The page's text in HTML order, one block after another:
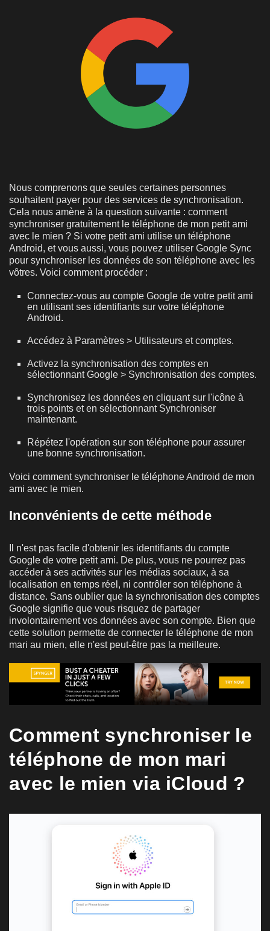
Nous comprenons que seules certaines personnes
souhaitent payer pour des services de synchronisation.
Cela nous amène à la question suivante : comment
synchroniser gratuitement le téléphone de mon petit ami
avec le mien ? Si votre petit ami utilise un téléphone
Android, et vous aussi, vous pouvez utiliser Google Sync
pour synchroniser les données de son téléphone avec les
vôtres. Voici comment procéder :
Connectez-vous au compte Google de votre petit ami
en utilisant ses identifiants sur votre téléphone
Android.
Accédez à Paramètres > Utilisateurs et comptes.
Activez la synchronisation des comptes en
sélectionnant Google > Synchronisation des comptes.
Synchronisez les données en cliquant sur l'icône à
trois points et en sélectionnant Synchroniser
maintenant.
Répétez l'opération sur son téléphone pour assurer
une bonne synchronisation.
Voici comment synchroniser le téléphone Android de mon
ami avec le mien.
Inconvénients de cette méthode
Il n'est pas facile d'obtenir les identifiants du compte
Google de votre petit ami. De plus, vous ne pourrez pas
accéder à ses activités sur les médias sociaux, à sa
localisation en temps réel, ni contrôler son téléphone à
distance. Sans oublier que la synchronisation des comptes
Google signifie que vous risquez de partager
involontairement vos données avec son compte. Bien que
cette solution permette de connecter le téléphone de mon
mari au mien, elle n'est peut-être pas la meilleure.
Comment synchroniser le
téléphone de mon mari
avec le mien via iCloud ?